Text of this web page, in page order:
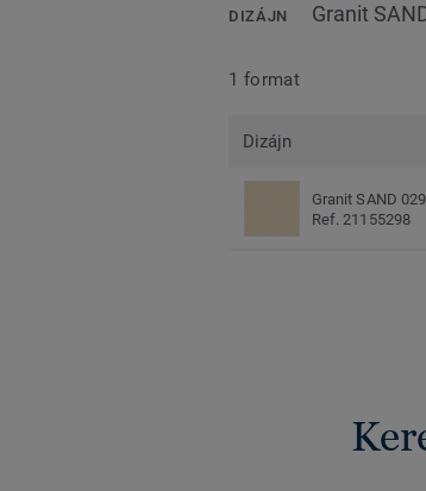
DIZÁJN Granit
1 format
Dizájn
Granit SAND
Ref. 21155298